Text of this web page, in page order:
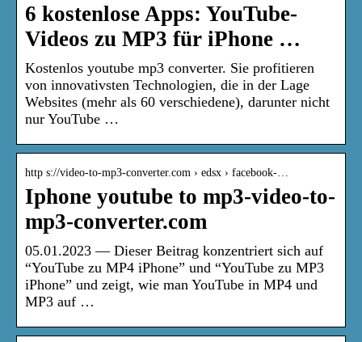
6 kostenlose Apps: YouTube-
Videos zu MP3 für iPhone …
Kostenlos youtube mp3 converter. Sie profitieren
von innovativsten Technologien, die in der Lage
Websites (mehr als 60 verschiedene), darunter nicht
nur YouTube …
http s://video-to-mp3-converter.com › edsx › facebook-…
Iphone youtube to mp3-video-to-
mp3-converter.com
05.01.2023 — Dieser Beitrag konzentriert sich auf
“YouTube zu MP4 iPhone” und “YouTube zu MP3
iPhone” und zeigt, wie man YouTube in MP4 und
MP3 auf …